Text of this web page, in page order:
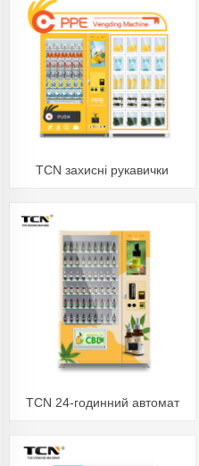
TCN захисні рукавички
окуляри PPE торговий
автомат
TCN 24-годинний автомат
електронних сигарет Vape